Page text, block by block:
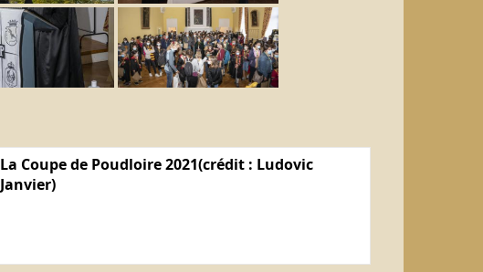
La Coupe de Poudloire 2021(crédit : Ludovic
Janvier)